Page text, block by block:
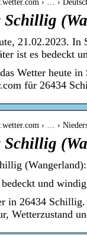
› … ›
Schillig
21.02.2023. In
ist es bedeckt
Wetter heute
für 26434
› … ›
Schillig
und
in 26434
Wetterzustand